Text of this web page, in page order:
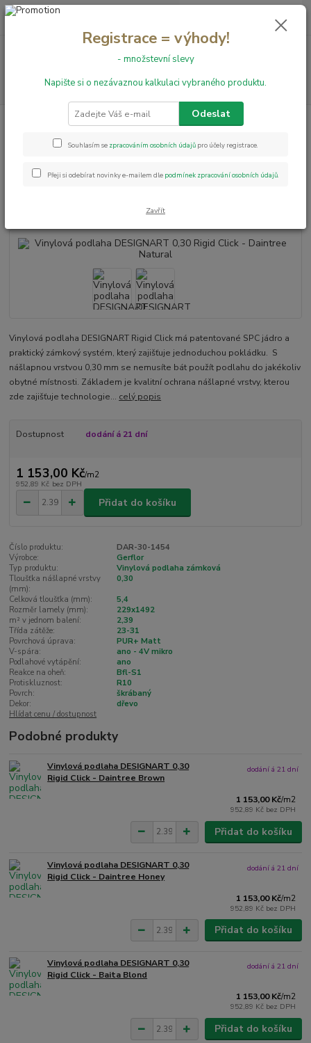
Hledat
+420 731 199 591 0,00 Kč
Vinylové podlahy
Vinylová podlaha DESIGNART 0,30 Rigid Click -
Vinylová podlaha DESIGNART
0,30 Rigid Click - Daintree
Vinylová podlaha DESIGNART Rigid Click má patentované SPC jádro a
praktický zámkový systém, který zajišťuje jednoduchou pokládku. S
nášlapnou vrstvou 0,30 mm se nemusíte bát použít podlahu do jakékoliv
obytné místnosti. Základem je kvalitní ochrana nášlapné vrstvy, kterou
zde zajišťuje technologie... celý popis
Dostupnost dodání á 21 dní
1 153,00 Kč/m2
952,89 Kč bez DPH
Přidat do košíku
Číslo produktu:
DAR-30-1454
Výrobce:
Gerflor
Typ produktu:
Vinylová podlaha zámková
Tloušťka nášlapné vrstvy
(mm):
0,30
Celková tloušťka (mm):
5,4
Rozměr lamely (mm):
229x1492
m² v jednom balení:
2,39
Třída zátěže:
23-31
Povrchová úprava:
PUR+ Matt
V-spára:
ano - 4V mikro
Podlahové vytápění:
ano
Reakce na oheň:
Bfl-S1
Protiskluznost:
R10
Povrch:
škrábaný
Dekor:
dřevo
Hlídat cenu / dostupnost
Podobné produkty
Vinylová podlaha DESIGNART 0,30
Rigid Click - Daintree Brown
1 153,00 Kč/m2
952,89 Kč bez DPH
dodání á 21 dní
Přidat do košíku
Vinylová podlaha DESIGNART 0,30
Rigid Click - Daintree Honey
1 153,00 Kč/m2
952,89 Kč bez DPH
dodání á 21 dní
Přidat do košíku
Vinylová podlaha DESIGNART 0,30
Rigid Click - Baita Blond
1 153,00 Kč/m2
952,89 Kč bez DPH
dodání á 21 dní
Přidat do košíku
Registrace = výhody!
- množstevní slevy
Napište si o nezávaznou kalkulaci vybraného produktu.
Odeslat
Souhlasím se zpracováním osobních údajů pro účely registrace.
Přeji si odebírat novinky e-mailem dle podmínek zpracování osobních údajů.
Zavřít